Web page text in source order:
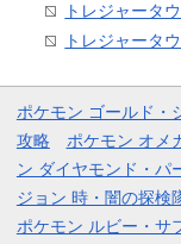
トレジャータ
トレジャータ
ポケモン ゴールド・
攻略
ポケモン オメ
ン ダイヤモンド・パ
ジョン 時・闇の探検
ポケモン ルビー・サ